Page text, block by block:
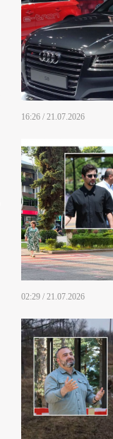
16:26 / 21.07.2026
02:29 / 21.07.2026